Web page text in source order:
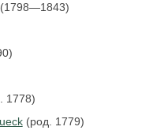
(1798—1843)
1778)
(род. 1779)